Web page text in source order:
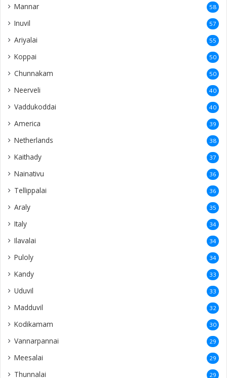
Mannar 58
Inuvil 57
Ariyalai 55
Koppai 50
Chunnakam 50
Neerveli 40
Vaddukoddai 40
America 39
Netherlands 38
Kaithady 37
Nainativu 36
Tellippalai 36
Araly 35
Italy 34
Ilavalai 34
Puloly 34
Kandy 33
Uduvil 33
Madduvil 32
Kodikamam 30
Vannarpannai 29
Meesalai 29
Thunnalai 29